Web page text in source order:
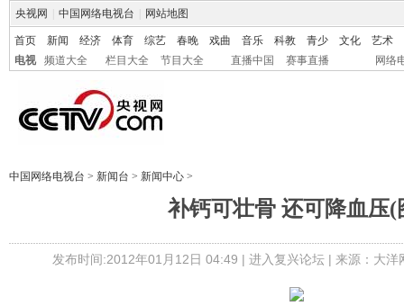
央视网 中国网络电视台 网站地图
首页 新闻 经济 体育 综艺 春晚 戏曲 音乐 科教 青少 文化
艺术
电视
频道大全 栏目大全 节目大全 直播中国 赛事直播 网络
中国网络电视台 > 新闻台 > 新闻中心 >
补钙可壮骨 还可降血压(
发布时间:2012年01月12日 04:49 | 进入复兴论坛 | 来源：大